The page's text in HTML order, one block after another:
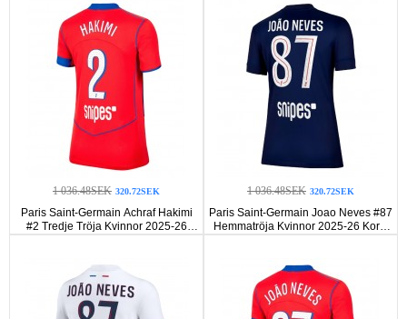
1 036.48SEK 320.72SEK
Paris Saint-Germain Achraf Hakimi
#2 Tredje Tröja Kvinnor 2025-26
Korta ärmar
1 036.48SEK 320.72SEK
Paris Saint-Germain Joao Neves #87
Hemmatröja Kvinnor 2025-26 Korta
ärmar